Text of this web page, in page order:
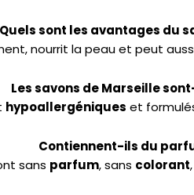
Quels sont les avantages du
nourrit la peau et peut
Les savons de Marseille
hypoallergéniques et
Contiennent-ils du
sans parfum, sans colorant